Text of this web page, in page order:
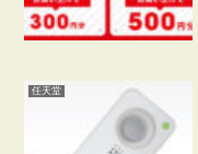
任天堂